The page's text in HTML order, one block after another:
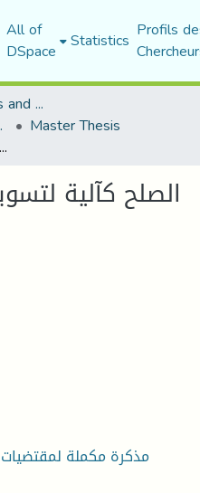
All of
DSpace Statistics Profils
Faculty of Humanities and Social Sciences
Master Thesis
الصلح كآلية لتسوية النزاعات الأسرية-دراسة مقارنة-.
الصلح كآلية
مذكرة مكملة